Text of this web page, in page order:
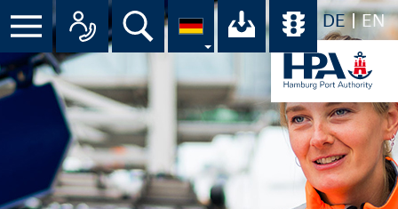
DE EN
Menü Alle Ansprechpartner im
Suche Ihr Download-